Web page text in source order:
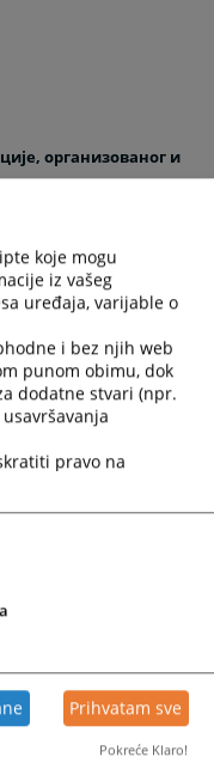
организованог и
тужиоца-
koje mogu
iz vašeg
uređaja, varijable o
i bez njih web
punom obimu, dok
dodatne stvari (npr.
pravo na
Prihvatam sve
Pokreće Klaro!